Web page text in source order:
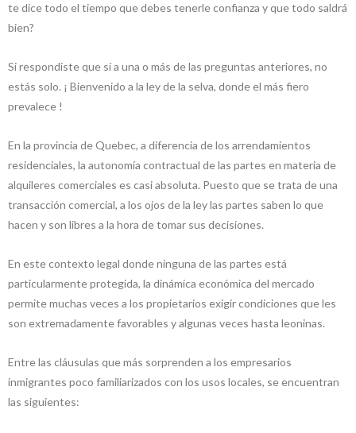
te dice todo el tiempo que debes tenerle confianza y que todo saldrá
bien?
Si respondiste que sí a una o más de las preguntas anteriores, no
estás solo. ¡ Bienvenido a la ley de la selva, donde el más fiero
prevalece !
En la provincia de Quebec, a diferencia de los arrendamientos
residenciales, la autonomía contractual de las partes en materia de
alquileres comerciales es casi absoluta. Puesto que se trata de una
transacción comercial, a los ojos de la ley las partes saben lo que
hacen y son libres a la hora de tomar sus decisiones.
En este contexto legal donde ninguna de las partes está
particularmente protegida, la dinámica económica del mercado
permite muchas veces a los propietarios exigir condiciones que les
son extremadamente favorables y algunas veces hasta leoninas.
Entre las cláusulas que más sorprenden a los empresarios
inmigrantes poco familiarizados con los usos locales, se encuentran
las siguientes: